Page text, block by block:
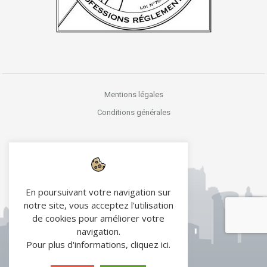
Mentions légales
Conditions générales
En poursuivant votre navigation sur
notre site, vous acceptez l'utilisation
de cookies pour améliorer votre
navigation.
Pour plus d'informations, cliquez ici.